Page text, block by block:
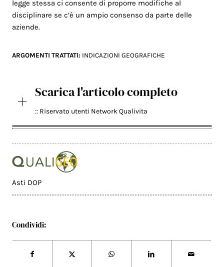
legge stessa ci consente di proporre modifiche al
disciplinare se c’è un ampio consenso da parte delle
aziende.
ARGOMENTI TRATTATI: INDICAZIONI GEOGRAFICHE
Scarica l'articolo completo
:: Riservato utenti Network Qualivita
Asti DOP
Condividi: